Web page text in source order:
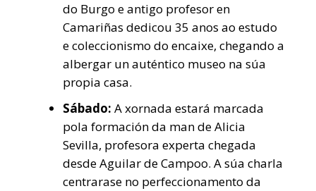
do Burgo e antigo profesor en
Camariñas dedicou 35 anos ao estudo
e coleccionismo do encaixe, chegando a
albergar un auténtico museo na súa
propia casa.
Sábado: A xornada estará marcada
pola formación da man de Alicia
Sevilla, profesora experta chegada
desde Aguilar de Campoo. A súa charla
centrarase no perfeccionamento da